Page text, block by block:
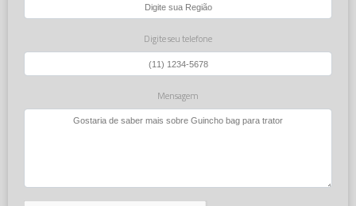
Digite seu telefone
Mensagem